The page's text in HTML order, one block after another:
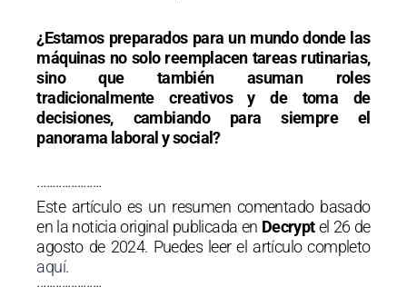
¿Estamos preparados para un mundo donde las
máquinas no solo reemplacen tareas rutinarias,
sino que también asuman roles
tradicionalmente creativos y de toma de
decisiones, cambiando para siempre el
panorama laboral y social?
·····················
Este artículo es un resumen comentado basado
en la noticia original publicada en Decryptel 26 de
agosto de 2024. Puedes leer el artículo completo
aquí.
·····················